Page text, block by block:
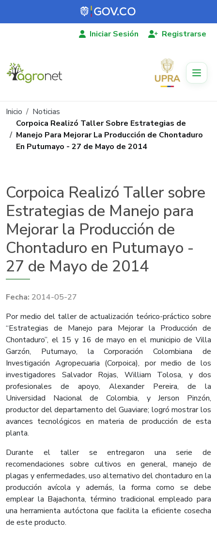
Pasar al contenido principal
Iniciar Sesión Registrarse
Ruta de navegación
Inicio
Noticias
Corpoica Realizó Taller Sobre Estrategias de
Manejo Para Mejorar La Producción de Chontaduro
En Putumayo - 27 de Mayo de 2014
Corpoica Realizó Taller sobre
Estrategias de Manejo para
Mejorar la Producción de
Chontaduro en Putumayo -
27 de Mayo de 2014
2014-05-27
​Por medio del taller de actualización teórico-práctico sobre
“Estrategias de Manejo para Mejorar la Producción de
Chontaduro”, el 15 y 16 de mayo en el municipio de Villa
Garzón, Putumayo, la Corporación Colombiana de
Investigación Agropecuaria (Corpoica), por medio de los
investigadores Salvador Rojas, William Tolosa, y dos
profesionales de apoyo, Alexander Pereira, de la
Universidad Nacional de Colombia, y Jerson Pinzón,
productor del departamento del Guaviare; logró mostrar los
avances tecnológicos en materia de producción de esta
planta.
Durante el taller se entregaron una serie de
recomendaciones sobre cultivos en general, manejo de
plagas y enfermedades, uso alternativo del chontaduro en la
producción avícola y además, la forma como se debe
emplear la Bajachonta, término tradicional empleado para
una herramienta autóctona que facilita la eficiente cosecha
de este producto.